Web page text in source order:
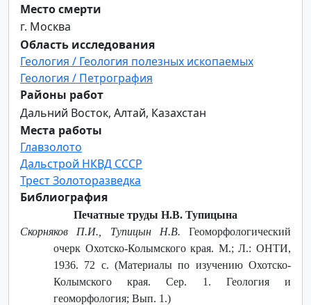
Место смерти
г. Москва
Область исследования
Геология / Геология полезных ископаемых
Геология / Петрография
Районы работ
Дальний Восток, Алтай, Казахстан
Места работы
Главзолото
Дальстрой НКВД СССР
Трест Золоторазведка
Библиография
Печатные труды Н.В. Тупицына
Скорняков П.И., Тупицын Н.В. Геоморфологический
очерк Охотско-Колымского края. М.; Л.: ОНТИ,
1936. 72 с. (Материалы по изучению Охотско-
Колымского края. Сер. 1. Геология и
геоморфология; Вып. 1.)